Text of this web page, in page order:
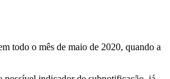
todo o mês de maio de 2020, quando a